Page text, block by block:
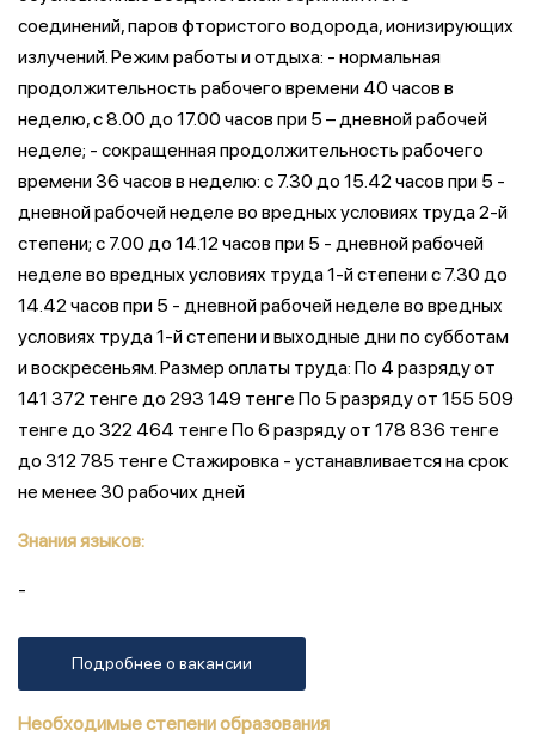
соединений, паров фтористого водорода, ионизирующих
излучений. Режим работы и отдыха: - нормальная
продолжительность рабочего времени 40 часов в
неделю, с 8.00 до 17.00 часов при 5 – дневной рабочей
неделе; - сокращенная продолжительность рабочего
времени 36 часов в неделю: с 7.30 до 15.42 часов при 5 -
дневной рабочей неделе во вредных условиях труда 2-й
степени; с 7.00 до 14.12 часов при 5 - дневной рабочей
неделе во вредных условиях труда 1-й степени с 7.30 до
14.42 часов при 5 - дневной рабочей неделе во вредных
условиях труда 1-й степени и выходные дни по субботам
и воскресеньям. Размер оплаты труда: По 4 разряду от
141 372 тенге до 293 149 тенге По 5 разряду от 155 509
тенге до 322 464 тенге По 6 разряду от 178 836 тенге
до 312 785 тенге Стажировка - устанавливается на срок
не менее 30 рабочих дней
Знания языков:
-
Подробнее о вакансии
Необходимые степени образования